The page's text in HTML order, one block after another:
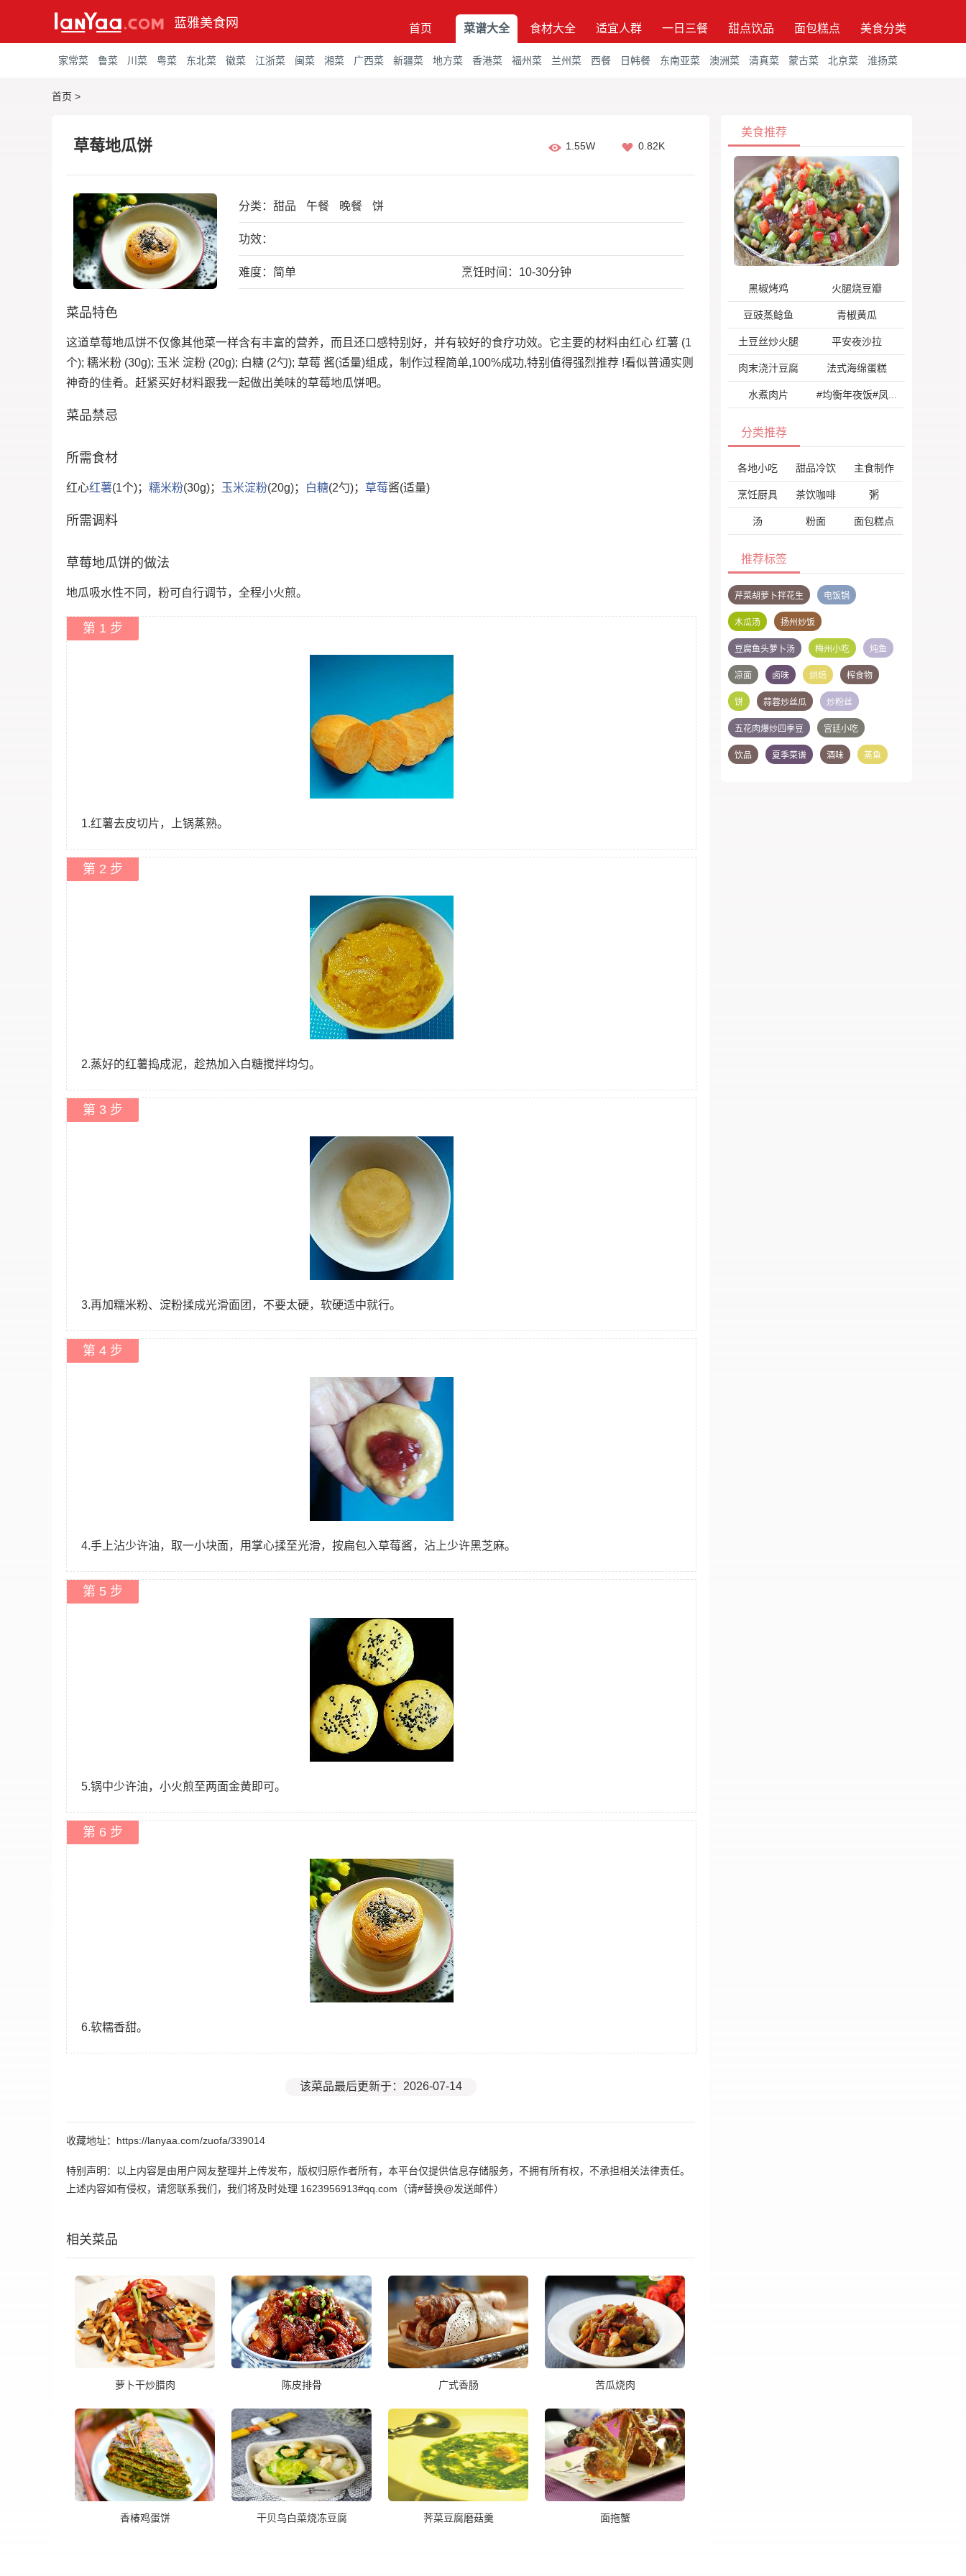
蓝雅美食网 首页 菜谱大全 食材大全 适宜人群 一日三餐 甜点饮品 面包糕点 美食分类
家常菜 鲁菜 川菜 粤菜 东北菜 徽菜 江浙菜 闽菜 湘菜 广西菜 新疆菜 地方菜 香港菜 福州菜 兰州菜 西餐 日韩餐 东南亚菜 澳洲菜 清真菜 蒙古菜 北京菜 淮扬菜
首页 >
草莓地瓜饼 1.55W 0.82K
分类： 甜品 午餐 晚餐 饼
功效：
难度：简单 烹饪时间：10-30分钟
菜品特色
这道草莓地瓜饼不仅像其他菜一样含有丰富的营养，而且还口感特别好，并有较好的食疗功效。它主要的材料由红心 红薯 (1
个); 糯米粉 (30g); 玉米 淀粉 (20g); 白糖 (2勺); 草莓 酱(适量)组成，制作过程简单,100%成功,特别值得强烈推荐 !看似普通实则
神奇的佳肴。赶紧买好材料跟我一起做出美味的草莓地瓜饼吧。
菜品禁忌
所需食材
红心红薯(1个)； 糯米粉(30g)； 玉米淀粉(20g)； 白糖(2勺)； 草莓酱(适量)
所需调料
草莓地瓜饼的做法
地瓜吸水性不同，粉可自行调节，全程小火煎。
第 1 步
1.红薯去皮切片，上锅蒸熟。
第 2 步
2.蒸好的红薯捣成泥，趁热加入白糖搅拌均匀。
第 3 步
3.再加糯米粉、淀粉揉成光滑面团，不要太硬，软硬适中就行。
第 4 步
4.手上沾少许油，取一小块面，用掌心揉至光滑，按扁包入草莓酱，沾上少许黑芝麻。
第 5 步
5.锅中少许油，小火煎至两面金黄即可。
第 6 步
6.软糯香甜。
该菜品最后更新于：2026-07-14
收藏地址：https://lanyaa.com/zuofa/339014
特别声明：以上内容是由用户网友整理并上传发布，版权归原作者所有，本平台仅提供信息存储服务，不拥有所有权，不承担相关法律责任。
上述内容如有侵权，请您联系我们，我们将及时处理 1623956913#qq.com（请#替换@发送邮件）
相关菜品
萝卜干炒腊肉 陈皮排骨 广式香肠 苦瓜烧肉
香椿鸡蛋饼 干贝乌白菜烧冻豆腐 荠菜豆腐磨菇羹 面拖蟹
美食推荐
黑椒烤鸡 火腿烧豆瓣
豆豉蒸鲶鱼 青椒黄瓜
土豆丝炒火腿 平安夜沙拉
肉末浇汁豆腐 法式海绵蛋糕
水煮肉片 #均衡年夜饭#凤尾虾球
分类推荐
各地小吃 甜品冷饮 主食制作
烹饪厨具 茶饮咖啡 粥
汤 粉面 面包糕点
推荐标签
芹菜胡萝卜拌花生 电饭锅
木瓜汤 扬州炒饭
豆腐鱼头萝卜汤 梅州小吃 炖鱼
凉面 卤味 烘焙 榨食物
饼 蒜蓉炒丝瓜 炒粉丝
五花肉爆炒四季豆 宫廷小吃
饮品 夏季菜谱 酒味 蒸鱼